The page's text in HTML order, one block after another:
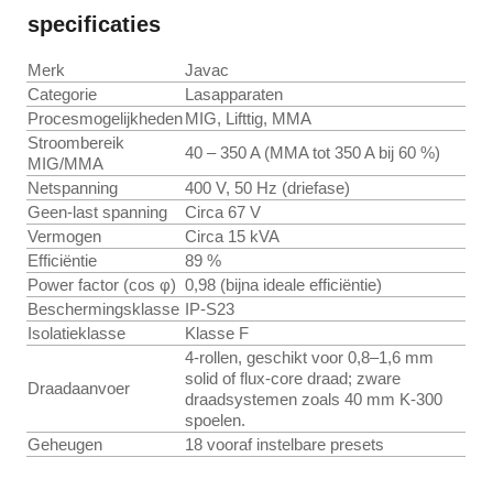
specificaties
Merk
Javac
Categorie
Lasapparaten
ProcesmogelijkhedenMIG, Lifttig, MMA
Stroombereik
MIG/MMA
40 – 350 A (MMA tot 350 A bij 60 %)
Netspanning
400 V, 50 Hz (driefase)
Geen-last spanning
Circa 67 V
Vermogen
Circa 15 kVA
Efficiëntie
89 %
Power factor (cos φ) 0,98 (bijna ideale efficiëntie)
Beschermingsklasse IP-S23
Isolatieklasse
Klasse F
Draadaanvoer
4-rollen, geschikt voor 0,8–1,6 mm
solid of flux-core draad; zware
draadsystemen zoals 40 mm K-300
spoelen.
Geheugen
18 vooraf instelbare presets